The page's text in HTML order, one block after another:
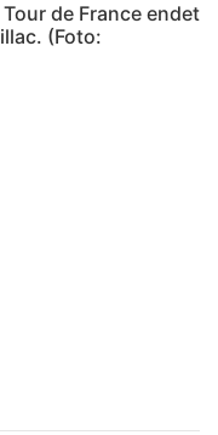
de France endet
(Foto: